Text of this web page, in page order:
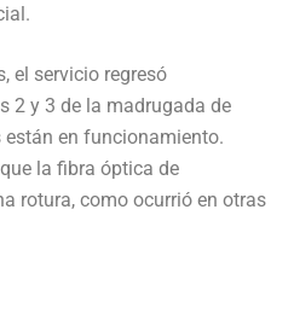
el servicio regresó
2 y 3 de la madrugada de
están en funcionamiento.
la fibra óptica de
rotura, como ocurrió en otras